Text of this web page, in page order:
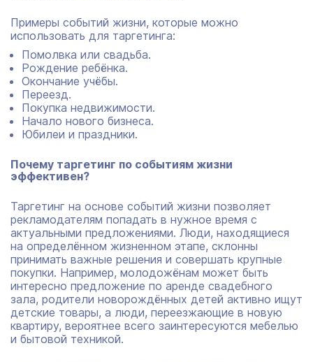
Примеры событий жизни, которые можно
использовать для таргетинга:
Помолвка или свадьба.
Рождение ребёнка.
Окончание учёбы.
Переезд.
Покупка недвижимости.
Начало нового бизнеса.
Юбилеи и праздники.
Почему таргетинг по событиям жизни
эффективен?
Таргетинг на основе событий жизни позволяет
рекламодателям попадать в нужное время с
актуальными предложениями. Люди, находящиеся
на определённом жизненном этапе, склонны
принимать важные решения и совершать крупные
покупки. Например, молодожёнам может быть
интересно предложение по аренде свадебного
зала, родители новорождённых детей активно ищут
детские товары, а люди, переезжающие в новую
квартиру, вероятнее всего заинтересуются мебелью
и бытовой техникой.